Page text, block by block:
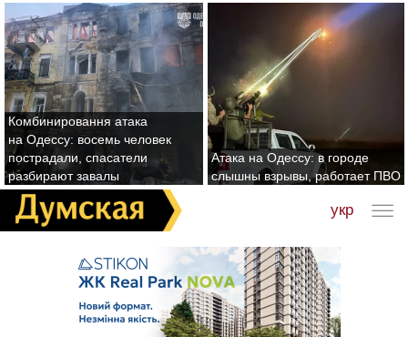
Комбинировання атака
на Одессу: восемь человек
пострадали, спасатели
разбирают завалы
Атака на Одессу: в городе
слышны взрывы, работает ПВО
укр